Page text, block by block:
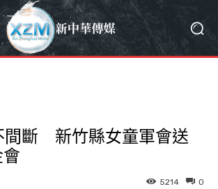
間斷 新竹縣女童軍會送
0
5214